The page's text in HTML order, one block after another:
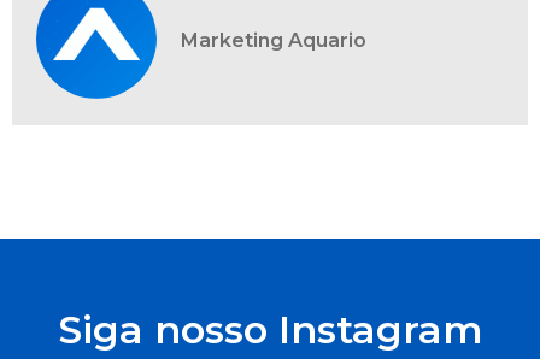
Marketing Aquario
Siga nosso Instagram